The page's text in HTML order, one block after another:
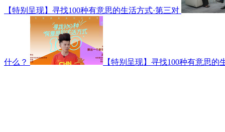
【特别呈现】寻找100种有意思的生活方式·第三对
什么？ 【特别呈现】寻找100种有意思的